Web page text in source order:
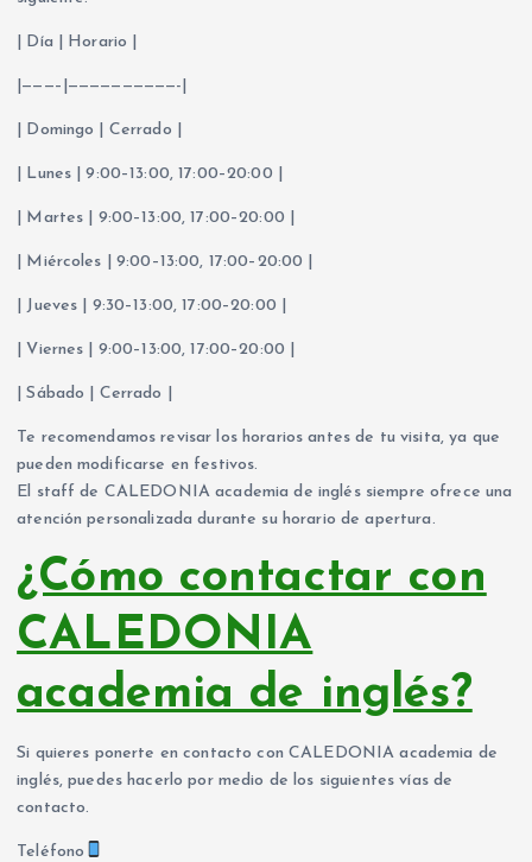
| Día | Horario |
|———–|——————————-|
| Domingo | Cerrado |
| Lunes | 9:00–13:00, 17:00–20:00 |
| Martes | 9:00–13:00, 17:00–20:00 |
| Miércoles | 9:00–13:00, 17:00–20:00 |
| Jueves | 9:30–13:00, 17:00–20:00 |
| Viernes | 9:00–13:00, 17:00–20:00 |
| Sábado | Cerrado |
Te recomendamos revisar los horarios antes de tu visita, ya que
pueden modificarse en festivos.
El staff de CALEDONIA academia de inglés siempre ofrece una
atención personalizada durante su horario de apertura.
¿Cómo contactar con
CALEDONIA
academia de inglés?
Si quieres ponerte en contacto con CALEDONIA academia de
inglés, puedes hacerlo por medio de los siguientes vías de
contacto.
Teléfono